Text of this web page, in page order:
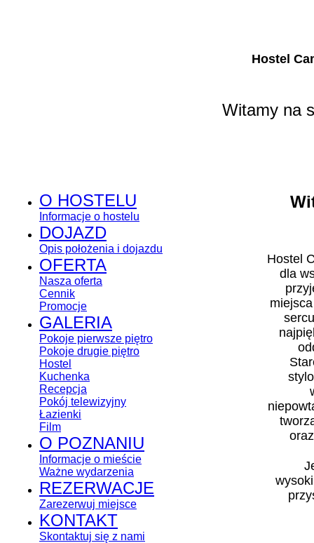
Hostel
Witamy na
O HOSTELU
Informacje o hostelu
DOJAZD
Opis położenia i dojazdu
OFERTA
Nasza oferta
Cennik
Promocje
GALERIA
Pokoje pierwsze piętro
Pokoje drugie piętro
Hostel
Kuchenka
Recepcja
Pokój telewizyjny
Łazienki
Film
O POZNANIU
Informacje o mieście
Ważne wydarzenia
REZERWACJE
Zarezerwuj miejsce
KONTAKT
Skontaktuj się z nami
Hostel
dla